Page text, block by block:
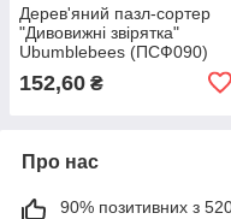
Дерев'яний пазл-сортер
"Дивовижні звірятка"
Ubumblebees (ПСФ090)
тварин
152,60 ₴
Про нас
90% позитивних з 520